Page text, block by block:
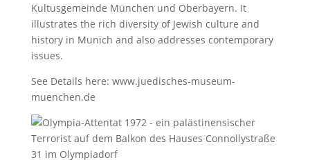
Kultusgemeinde München und Oberbayern. It
illustrates the rich diversity of Jewish culture and
history in Munich and also addresses contemporary
issues.
See Details here: www.juedisches-museum-
muenchen.de